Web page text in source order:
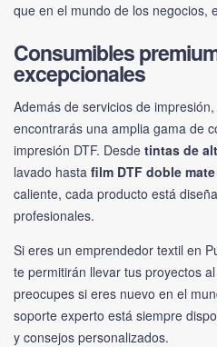
que en el mundo de los negocios,
Consumibles
excepcionales
Además de servicios de impresión,
encontrarás una amplia gama de
impresión DTF. Desde tintas de
lavado hasta film DTF doble mate
caliente, cada producto está
profesionales.
Si eres un emprendedor textil en
te permitirán llevar tus proyectos
preocupes si eres nuevo en el
soporte experto está siempre
y consejos personalizados.